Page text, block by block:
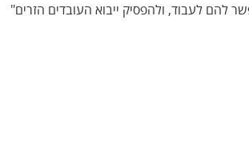
לעבוד, ולהפסיק ייבוא העובדים הזרים"